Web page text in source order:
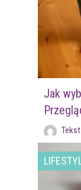
Jak